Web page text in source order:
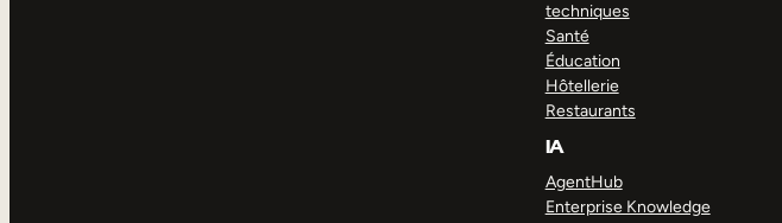
techniques
Santé
Éducation
Hôtellerie
Restaurants
IA
AgentHub
Enterprise Knowledge